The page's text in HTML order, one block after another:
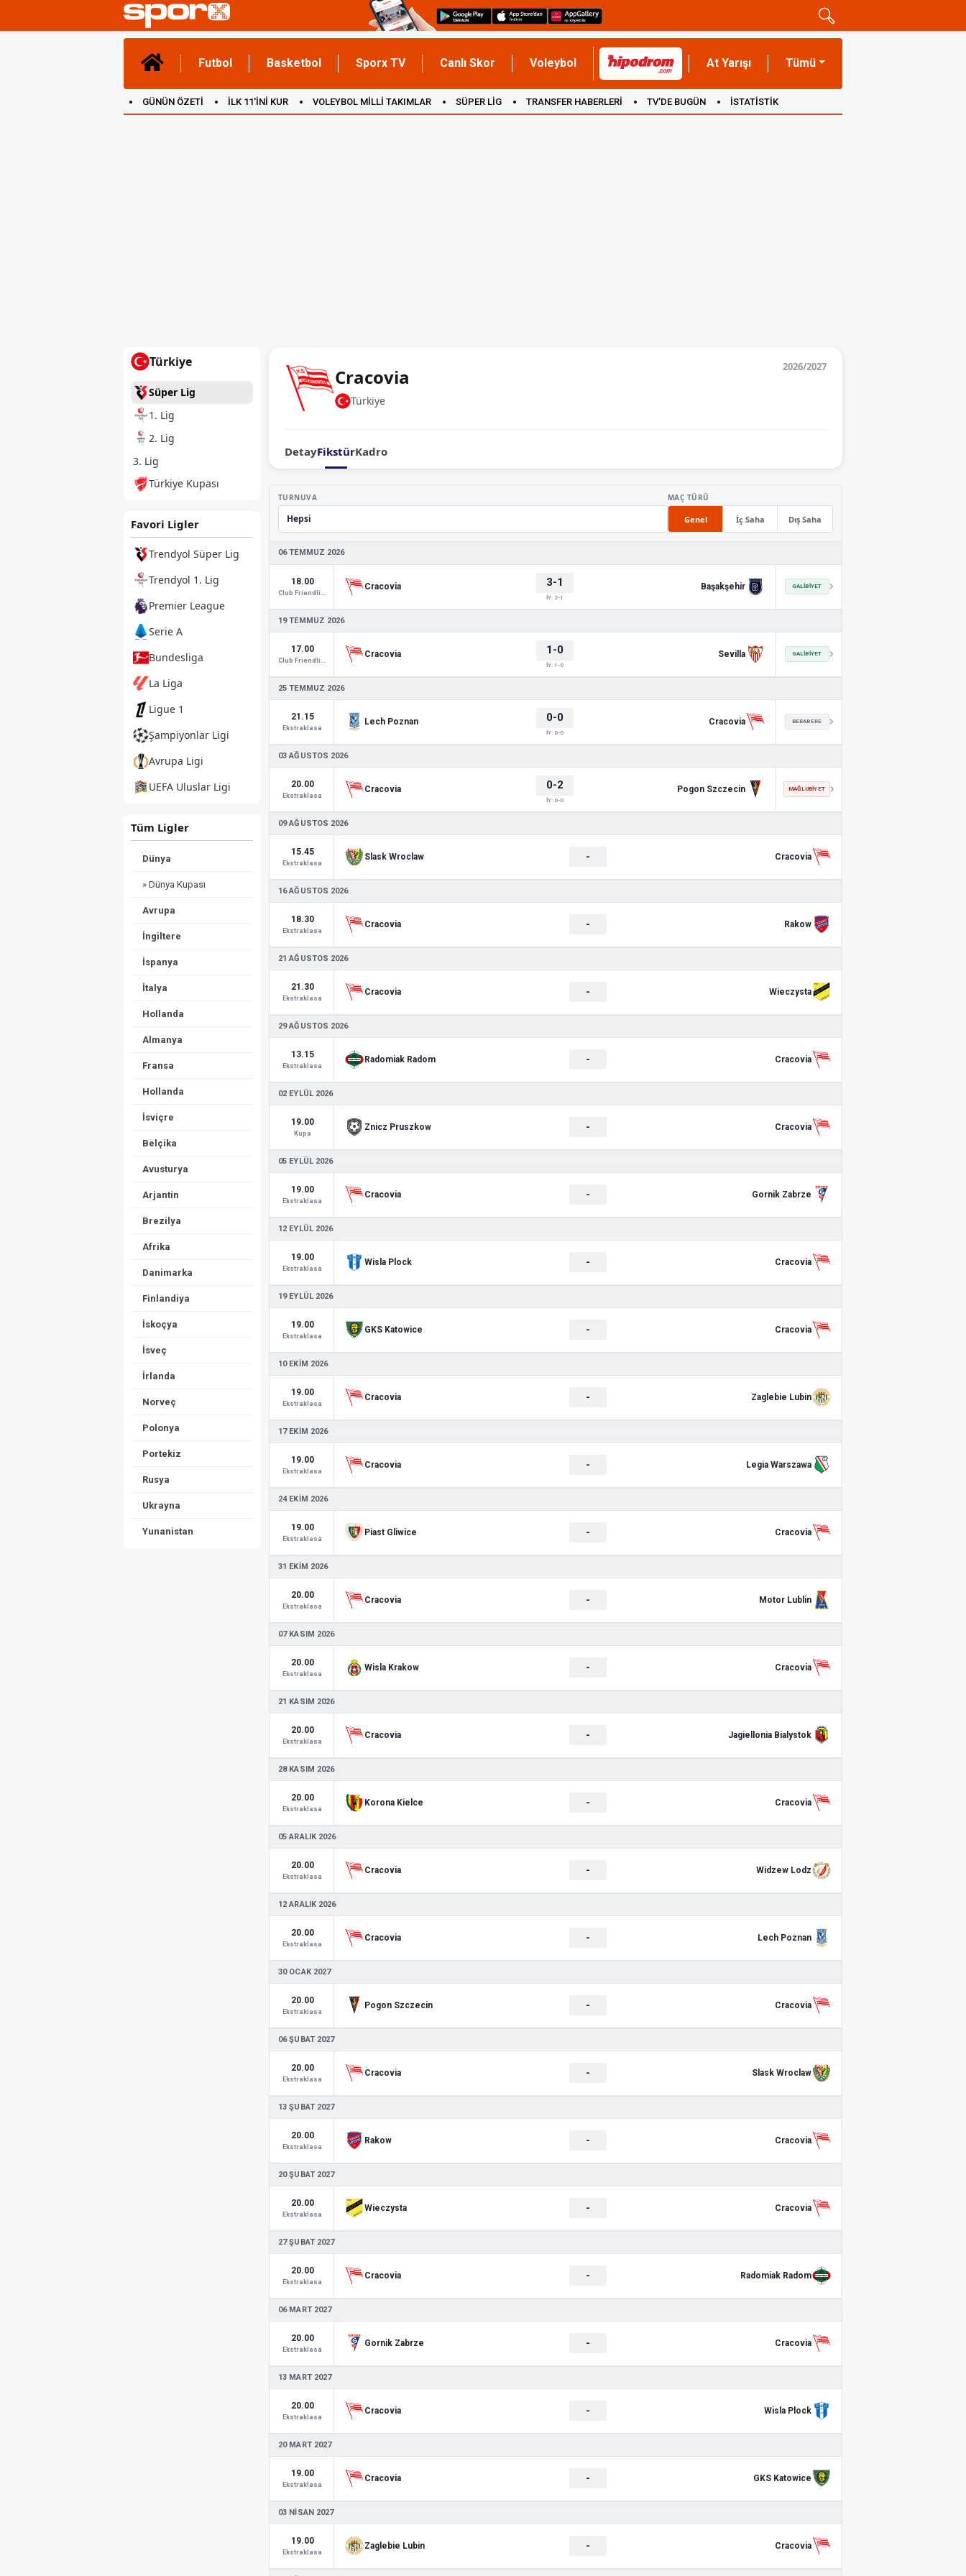
Futbol Basketbol Sporx TV Canlı Skor Voleybol At Yarışı Tümü
GÜNÜN ÖZETİ İLK 11'İNİ KUR VOLEYBOL MİLLİ TAKIMLAR SÜPER LİG TRANSFER HABERLERİ TV'DE BUGÜN İSTATİSTİK
Türkiye
Süper Lig
1. Lig
2. Lig
3. Lig
Türkiye Kupası
Favori Ligler
Trendyol Süper Lig
Trendyol 1. Lig
Premier League
Serie A
Bundesliga
La Liga
Ligue 1
Şampiyonlar Ligi
Avrupa Ligi
UEFA Uluslar Ligi
Tüm Ligler
Dünya
» Dünya Kupası
Avrupa
İngiltere
İspanya
İtalya
Hollanda
Almanya
Fransa
Hollanda
İsviçre
Belçika
Avusturya
Arjantin
Brezilya
Afrika
Danimarka
Finlandiya
İskoçya
İsveç
İrlanda
Norveç
Polonya
Portekiz
Rusya
Ukrayna
Yunanistan
2026/2027
Cracovia
Türkiye
DetayFikstürKadro
TURNUVA MAÇ TÜRÜ
Genel İç Saha Dış Saha
06 TEMMUZ 2026
18.00
Club Friendlies 1
Cracovia 3-1
İY: 2-1
Başakşehir GALIBIYET
19 TEMMUZ 2026
17.00
Club Friendlies 1
Cracovia 1-0
İY: 1-0
Sevilla GALIBIYET
25 TEMMUZ 2026
21.15
Ekstraklasa
Lech Poznan 0-0
İY: 0-0
Cracovia BERABERE
03 AĞUSTOS 2026
20.00
Ekstraklasa
Cracovia 0-2
İY: 0-0
Pogon Szczecin MAĞLUBIYET
09 AĞUSTOS 2026
15.45
Ekstraklasa
Slask Wroclaw - Cracovia
16 AĞUSTOS 2026
18.30
Ekstraklasa
Cracovia - Rakow
21 AĞUSTOS 2026
21.30
Ekstraklasa
Cracovia - Wieczysta
29 AĞUSTOS 2026
13.15
Ekstraklasa
Radomiak Radom - Cracovia
02 EYLÜL 2026
19.00
Kupa
Znicz Pruszkow - Cracovia
05 EYLÜL 2026
19.00
Ekstraklasa
Cracovia - Gornik Zabrze
12 EYLÜL 2026
19.00
Ekstraklasa
Wisla Plock - Cracovia
19 EYLÜL 2026
19.00
Ekstraklasa
GKS Katowice - Cracovia
10 EKIM 2026
19.00
Ekstraklasa
Cracovia - Zaglebie Lubin
17 EKIM 2026
19.00
Ekstraklasa
Cracovia - Legia Warszawa
24 EKIM 2026
19.00
Ekstraklasa
Piast Gliwice - Cracovia
31 EKIM 2026
20.00
Ekstraklasa
Cracovia - Motor Lublin
07 KASIM 2026
20.00
Ekstraklasa
Wisla Krakow - Cracovia
21 KASIM 2026
20.00
Ekstraklasa
Cracovia - Jagiellonia Bialystok
28 KASIM 2026
20.00
Ekstraklasa
Korona Kielce - Cracovia
05 ARALIK 2026
20.00
Ekstraklasa
Cracovia - Widzew Lodz
12 ARALIK 2026
20.00
Ekstraklasa
Cracovia - Lech Poznan
30 OCAK 2027
20.00
Ekstraklasa
Pogon Szczecin - Cracovia
06 ŞUBAT 2027
20.00
Ekstraklasa
Cracovia - Slask Wroclaw
13 ŞUBAT 2027
20.00
Ekstraklasa
Rakow - Cracovia
20 ŞUBAT 2027
20.00
Ekstraklasa
Wieczysta - Cracovia
27 ŞUBAT 2027
20.00
Ekstraklasa
Cracovia - Radomiak Radom
06 MART 2027
20.00
Ekstraklasa
Gornik Zabrze - Cracovia
13 MART 2027
20.00
Ekstraklasa
Cracovia - Wisla Plock
20 MART 2027
19.00
Ekstraklasa
Cracovia - GKS Katowice
03 NISAN 2027
19.00
Ekstraklasa
Zaglebie Lubin - Cracovia